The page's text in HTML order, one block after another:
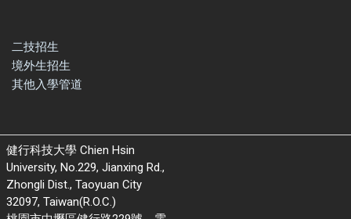
二技招生
境外生招生
其他入學管道
健行科技大學 Chien Hsin
University, No.229, Jianxing Rd.,
Zhongli Dist., Taoyuan City
32097, Taiwan(R.O.C.)